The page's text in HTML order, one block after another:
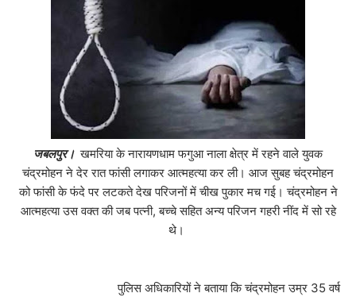
जबलपुर। खमरिया के नारायणधाम फगुआ नाला क्षेत्र में रहने वाले युवक
चंद्रमोहन ने देर रात फांसी लगाकर आत्महत्या कर ली। आज सुबह चंद्रमोहन
को फांसी के फंदे पर लटकते देख परिजनों में चीख पुकार मच गई। चंद्रमोहन ने
आत्महत्या उस वक्त की जब पत्नी, बच्चे सहित अन्य परिजन गहरी नींद में सो रहे
थे।
पुलिस अधिकारियों ने बताया कि चंद्रमोहन उम्र 35 वर्ष